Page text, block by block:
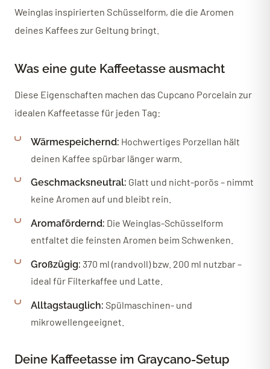
Weinglas inspirierten Schüsselform, die die Aromen
deines Kaffees zur Geltung bringt.
Was eine gute Kaffeetasse ausmacht
Diese Eigenschaften machen das Cupcano Porcelain zur
idealen Kaffeetasse für jeden Tag:
Wärmespeichernd: Hochwertiges Porzellan hält
deinen Kaffee spürbar länger warm.
Geschmacksneutral: Glatt und nicht-porös – nimmt
keine Aromen auf und bleibt rein.
Aromafördernd: Die Weinglas-Schüsselform
entfaltet die feinsten Aromen beim Schwenken.
Großzügig: 370 ml (randvoll) bzw. 200 ml nutzbar –
ideal für Filterkaffee und Latte.
Alltagstauglich: Spülmaschinen- und
mikrowellengeeignet.
Deine Kaffeetasse im Graycano-Setup